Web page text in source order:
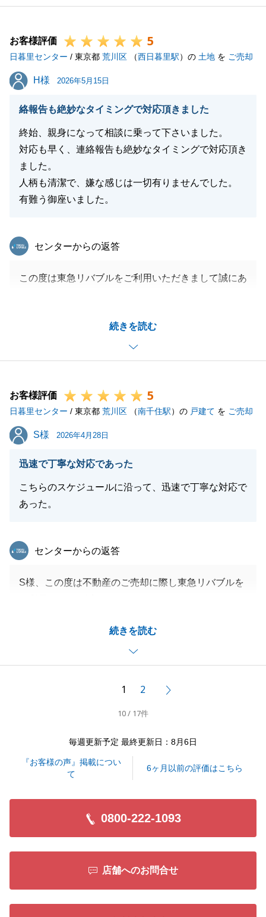
長期間にわたるお住替えだったかと思いますが、素敵
暫く慌ただしい日々だったかともいますが、新天地で
も素敵な新生活をお送りできることを願っておりま
す。
また、お力になれるようなタイミングがございました
らお気軽にお声掛けくださいませ。
閉じる
お客様評価 5
日暮里センター / 東京都 荒川区 （西日暮里駅）の 土地 を ご売却
H様
H様 2026年5月15日
絡報告も絶妙なタイミングで対応頂きました
終始、親身になって相談に乗って下さいました。
対応も早く、連絡報告も絶妙なタイミングで対応頂き
ました。
人柄も清潔で、嫌な感じは一切有りませんでした。
有難う御座いました。
続きを読む
東急リバブル
センターからの返答
この度は東急リバブルをご利用いただきまして誠にあ
かと思いますが、皆様のご協力をいただきましたおか
げでお取引完了までスムーズに行うことができまし
た。
ますが、いつでもお気軽にお声掛けくださいませ。
今後とも、東急リバブルをよろしくお願いいたしま
す。
お客様評価 5
日暮里センター / 東京都 荒川区 （南千住駅）の 戸建て を ご売却
S様
S様 2026年4月28日
迅速で丁寧な対応であった
こちらのスケジュールに沿って、迅速で丁寧な対応で
あった。
続きを読む
東急リバブル
センターからの返答
S様、この度は不動産のご売却に際し東急リバブルを
たが、無事お引渡しを迎える事ができました事、私も
今後も不動産の事で何かお役に立てる事がございまし
1 2
10 / 17件
毎週更新予定 最終更新日：8月6日
『お客様の声』掲載につい
て
6ヶ月以前の評価はこちら
0800-222-1093
店舗へのお問合せ